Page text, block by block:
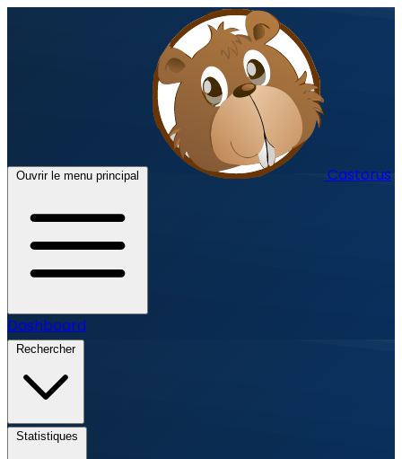
Ouvrir le menu principal Castorus
Dashboard
Rechercher
Statistiques